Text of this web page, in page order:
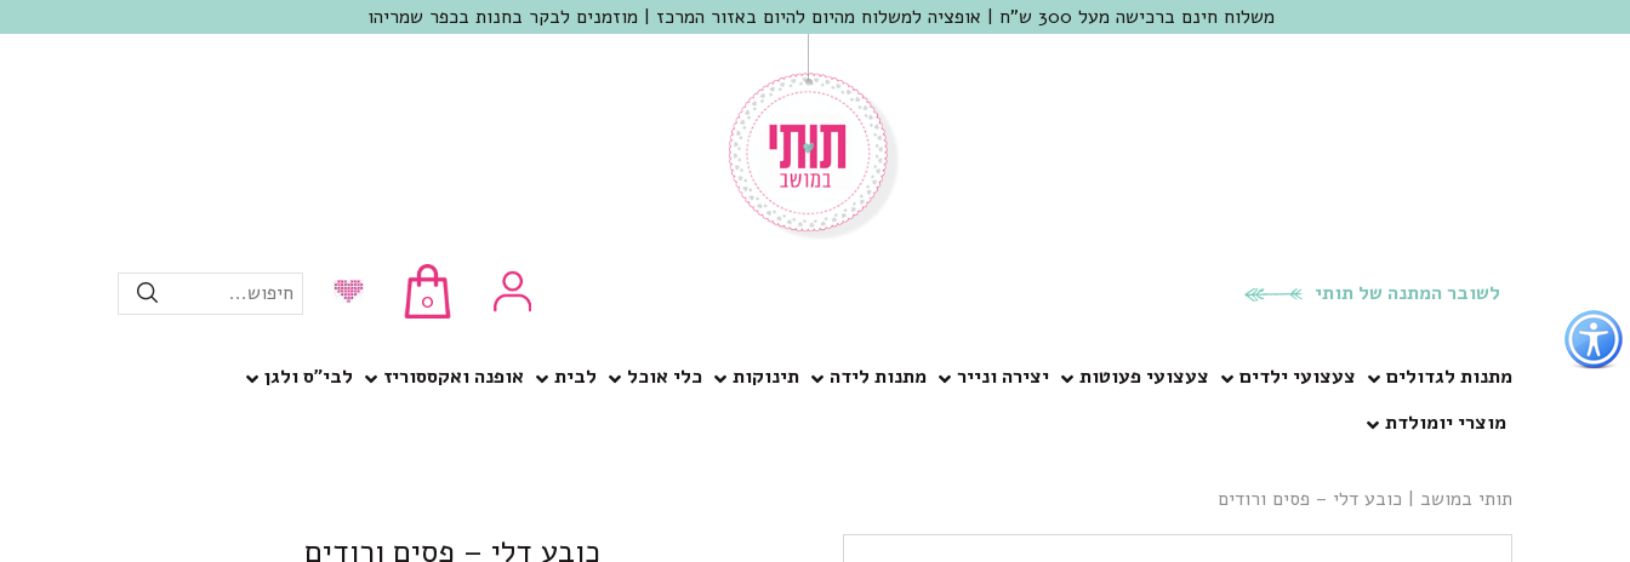
כפתור
לפתיחת
תפריט
נגישות
משלוח חינם ברכישה מעל 300 ש"ח | אופציה למשלוח מהיום להיום באזור המרכז | מוזמנים לבקר בחנות בכפר שמריהו
לשובר המתנה של תותי 0 חיפוש...
מתנות לגדולים צעצועי ילדים צעצועי פעוטות יצירה ונייר מתנות לידה תינוקות כלי אוכל לבית אופנה ואקססוריז
לבי”ס ולגן
מוצרי יומולדת
תותי במושב | כובע דלי – פסים ורודים
כובע דלי – פסים ורודים